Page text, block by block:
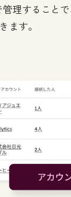
管理すること
ます。